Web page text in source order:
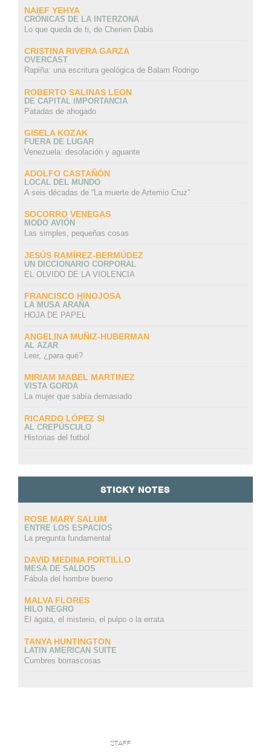
NAIEF YEHYA
CRÓNICAS DE LA INTERZONA
Lo que queda de ti, de Cherien Dabis
CRISTINA RIVERA GARZA
OVERCAST
Rapiña: una escritura geológica de Balam Rodrigo
ROBERTO SALINAS LEON
DE CAPITAL IMPORTANCIA
Patadas de ahogado
GISELA KOZAK
FUERA DE LUGAR
Venezuela: desolación y aguante
ADOLFO CASTAÑÓN
LOCAL DEL MUNDO
A seis décadas de “La muerte de Artemio Cruz”
SOCORRO VENEGAS
MODO AVIÓN
Las simples, pequeñas cosas
JESÚS RAMÍREZ-BERMÚDEZ
UN DICCIONARIO CORPORAL
EL OLVIDO DE LA VIOLENCIA
FRANCISCO HINOJOSA
LA MUSA ARAÑA
HOJA DE PAPEL
ANGELINA MUÑIZ-HUBERMAN
AL AZAR
Leer, ¿para qué?
MIRIAM MABEL MARTINEZ
VISTA GORDA
La mujer que sabía demasiado
RICARDO LÓPEZ SI
AL CREPÚSCULO
Historias del futbol
STICKY NOTES
ROSE MARY SALUM
ENTRE LOS ESPACIOS
La pregunta fundamental
DAVID MEDINA PORTILLO
MESA DE SALDOS
Fábula del hombre bueno
MALVA FLORES
HILO NEGRO
El ágata, el misterio, el pulpo o la errata
TANYA HUNTINGTON
LATIN AMERICAN SUITE
Cumbres borrascosas
STAFF